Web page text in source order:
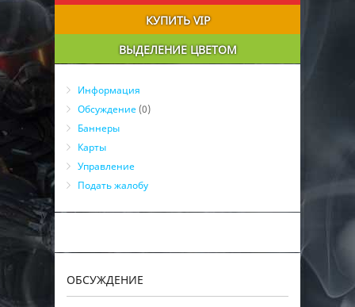
КУПИТЬ VIP
ВЫДЕЛЕНИЕ ЦВЕТОМ
Информация
Обсуждение (0)
Баннеры
Карты
Управление
Подать жалобу
ОБСУЖДЕНИЕ